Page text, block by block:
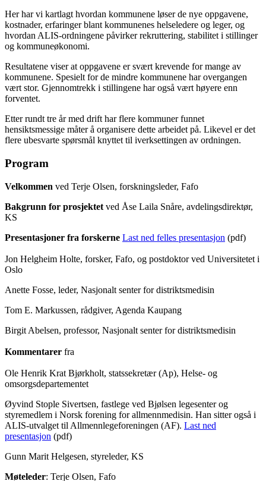
Her har vi kartlagt hvordan kommunene løser de nye oppgavene,
kostnader, erfaringer blant kommunenes helseledere og leger, og
hvordan ALIS-ordningene påvirker rekruttering, stabilitet i stillinger
og kommuneøkonomi.
Resultatene viser at oppgavene er svært krevende for mange av
kommunene. Spesielt for de mindre kommunene har overgangen
vært stor. Gjennomtrekk i stillingene har også vært høyere enn
forventet.
Etter rundt tre år med drift har flere kommuner funnet
hensiktsmessige måter å organisere dette arbeidet på. Likevel er det
flere ubesvarte spørsmål knyttet til iverksettingen av ordningen.
Program
Velkommen ved Terje Olsen, forskningsleder, Fafo
Bakgrunn for prosjektet ved Åse Laila Snåre, avdelingsdirektør,
KS
Presentasjoner fra forskerne Last ned felles presentasjon (pdf)
Jon Helgheim Holte, forsker, Fafo, og postdoktor ved Universitetet i
Oslo
Anette Fosse, leder, Nasjonalt senter for distriktsmedisin
Tom E. Markussen, rådgiver, Agenda Kaupang
Birgit Abelsen, professor, Nasjonalt senter for distriktsmedisin
Kommentarer fra
Ole Henrik Krat Bjørkholt, statssekretær (Ap), Helse- og
omsorgsdepartementet
Øyvind Stople Sivertsen, fastlege ved Bjølsen legesenter og
styremedlem i Norsk forening for allmennmedisin. Han sitter også i
ALIS-utvalget til Allmennlegeforeningen (AF). Last ned
presentasjon (pdf)
Gunn Marit Helgesen, styreleder, KS
Møteleder: Terje Olsen, Fafo